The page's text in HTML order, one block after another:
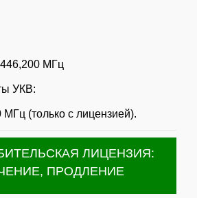
446,200 МГц
УКВ:
(только с лицензией).
ЛИЦЕНЗИЯ:
ПРОДЛЕНИЕ